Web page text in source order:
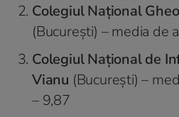
Colegiul Național
(București) – media de
Colegiul Național de
Vianu (București) –
– 9,87